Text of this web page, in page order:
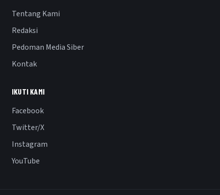
Tentang Kami
Redaksi
Pedoman Media Siber
Kontak
IKUTI KAMI
Facebook
Twitter/X
Instagram
YouTube